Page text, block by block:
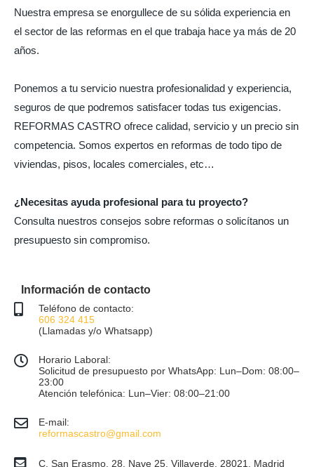
Nuestra empresa se enorgullece de su sólida experiencia en
el sector de las reformas en el que trabaja hace ya más de 20
años.
Ponemos a tu servicio nuestra profesionalidad y experiencia,
seguros de que podremos satisfacer todas tus exigencias.
REFORMAS CASTRO ofrece calidad, servicio y un precio sin
competencia. Somos expertos en reformas de todo tipo de
viviendas, pisos, locales comerciales, etc…
¿Necesitas ayuda profesional para tu proyecto?
Consulta nuestros consejos sobre reformas o solicítanos un
presupuesto sin compromiso.
Información de contacto
Teléfono de contacto:
606 324 415
(Llamadas y/o Whatsapp)
Horario Laboral:
Solicitud de presupuesto por WhatsApp: Lun–Dom: 08:00–
23:00
Atención telefónica: Lun–Vier: 08:00–21:00
E-mail:
reformascastro@gmail.com
C. San Erasmo, 28, Nave 25, Villaverde, 28021, Madrid